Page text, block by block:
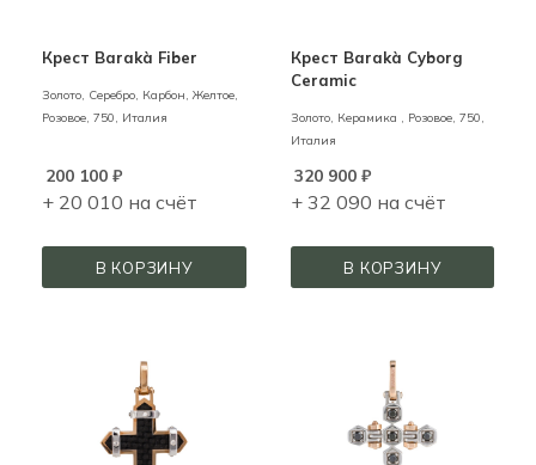
Крест Barakà Fiber
Золото, Серебро, Карбон, Желтое,
Розовое, 750, Италия
200 100 ₽
+ 20 010 на счёт
В КОРЗИНУ
Крест Barakà Cyborg
Ceramic
Золото, Керамика , Розовое, 750,
Италия
320 900₽
+ 32 090 на счёт
В КОРЗИНУ